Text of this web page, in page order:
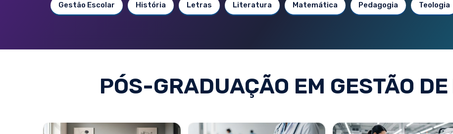
Gestão Escolar História Letras Literatura Matemática Pedagogia Teologia
PÓS-GRADUAÇÃO EM GESTÃO